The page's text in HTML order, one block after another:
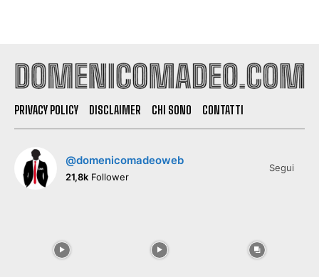
PRIVACY POLICY DISCLAIMER CHI SONO CONTATTI
@domenicomadeoweb
21,8k Follower
Segui